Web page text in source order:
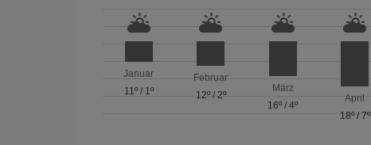
Januar
11º/ 1º
Februar
12º/ 2º
März
16º /4º
April
18º/ 7º